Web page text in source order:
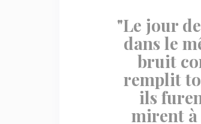
"Le jour
dans le
bruit
remplit
ils
mirent à